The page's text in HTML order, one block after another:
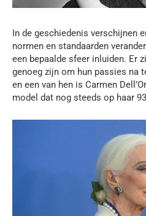
In de geschiedenis verschijnen
normen en standaarden
een bepaalde sfeer inluiden. Er
genoeg zijn om hun passies na
en een van hen is Carmen
model dat nog steeds op haar